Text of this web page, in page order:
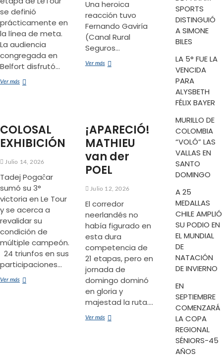
se definió
prácticamente en
la línea de meta.
La audiencia
congregada en
Belfort disfrutó…
Ver másMAURO
DE
LA
MONTAÑA’
Una heroica
reacción tuvo
Fernando Gaviría
(Canal Rural
Seguros…
Ver más¡FRACTURADO
COLOSAL
EXHIBICIÓN
Julio 14, 2026
Tadej Pogaĉar
sumó su 3°
victoria en Le Tour
y se acerca a
revalidar su
condición de
múltiple campeón.
24 triunfos en sus
participaciones…
Ver másCOLOSAL
¡APARECIÓ!
MATHIEU
van der
POEL
Julio 12, 2026
El corredor
neerlandés no
había figurado en
esta dura
competencia de
21 etapas, pero en
jornada de
domingo dominó
en gloria y
majestad la ruta.…
Ver más¡APARECIÓ!
SPORTS
DISTINGUIÓ
A SIMONE
BILES
LA 5° FUE LA
VENCIDA
PARA
ALYSBETH
FÉLIX BAYER
MURILLO DE
COLOMBIA
“VOLÓ” LAS
VALLAS EN
SANTO
DOMINGO
A 25
MEDALLAS
CHILE AMPLIÓ
SU PODIO EN
EL MUNDIAL
DE
NATACIÓN
DE INVIERNO
EN
SEPTIEMBRE
COMENZARÁ
LA COPA
REGIONAL
SÉNIORS-45
AÑOS